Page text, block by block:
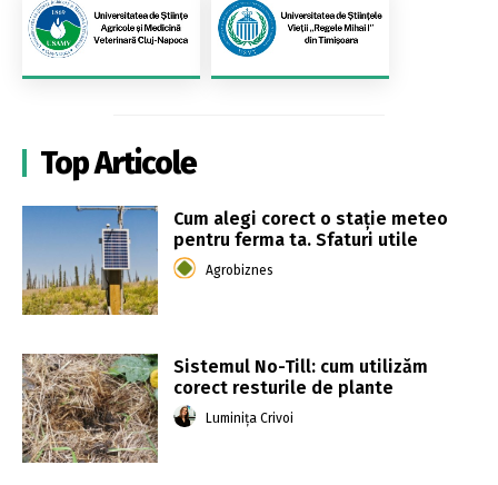
Top Articole
Cum alegi corect o stație meteo
pentru ferma ta. Sfaturi utile
Agrobiznes
Sistemul No-Till: cum utilizăm
corect resturile de plante
Luminița Crivoi